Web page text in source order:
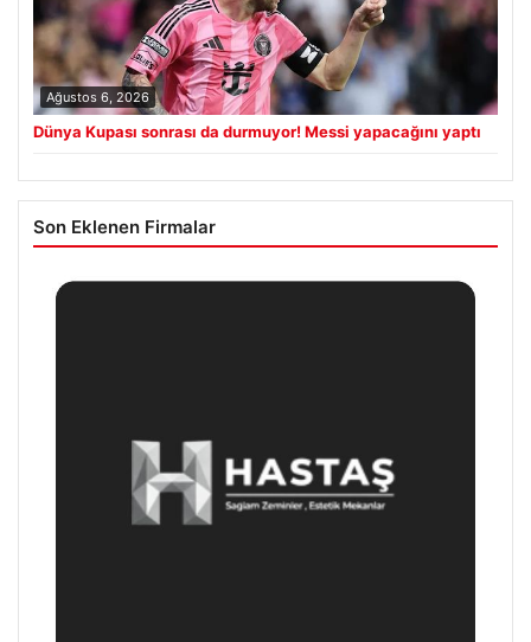
Ağustos 6, 2026
Dünya Kupası sonrası da durmuyor! Messi yapacağını yaptı
Son Eklenen Firmalar